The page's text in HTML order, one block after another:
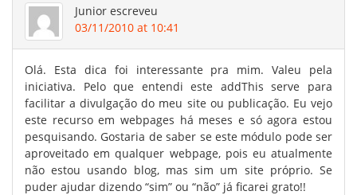
Junior escreveu
03/11/2010 at 10:41
Olá. Esta dica foi interessante pra mim. Valeu pela
iniciativa. Pelo que entendi este addThis serve para
facilitar a divulgação do meu site ou publicação. Eu vejo
este recurso em webpages há meses e só agora estou
pesquisando. Gostaria de saber se este módulo pode ser
aproveitado em qualquer webpage, pois eu atualmente
não estou usando blog, mas sim um site próprio. Se
puder ajudar dizendo “sim” ou “não” já ficarei grato!!